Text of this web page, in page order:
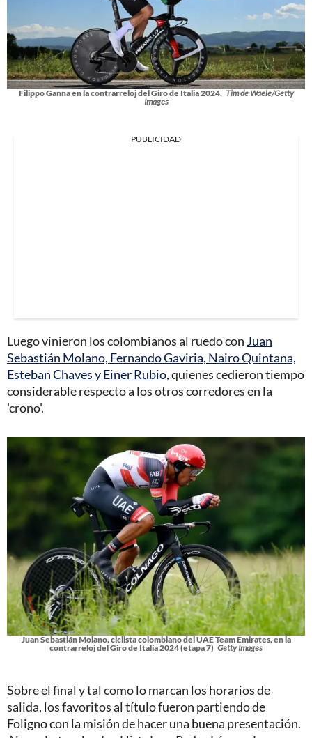
Filippo Ganna en la contrarreloj del Giro de Italia 2024. Tim de Waele/Getty
Images
PUBLICIDAD
Luego vinieron los colombianos al ruedo con Juan
Sebastián Molano, Fernando Gaviria, Nairo Quintana,
Esteban Chaves y Einer Rubio,quienes cedieron tiempo
considerable respecto a los otros corredores en la
'crono'.
Juan Sebastián Molano, ciclista colombiano del UAE Team Emirates, en la
contrarreloj del Giro de Italia 2024 (etapa 7) Getty Images
Sobre el final y tal como lo marcan los horarios de
salida, los favoritos al título fueron partiendo de
Foligno con la misión de hacer una buena presentación.